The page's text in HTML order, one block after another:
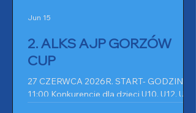
2. ALKS AJP GORZÓW
CUP
27 CZERWCA 2026R. START- GODZINA
11:00 Konkurencje dla dzieci U10, U12, U14,
Jun 15